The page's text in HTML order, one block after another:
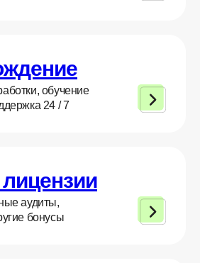
обучение
24 / 7
аудиты,
бонусы